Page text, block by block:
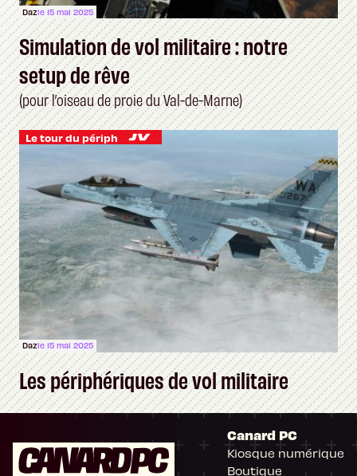
Dazle 15 mai 2025
Simulation de vol militaire : notre
setup de rêve
(pour l’oiseau de proie du Val-de-Marne)
Le tour du périph
Dazle 15 mai 2025
Les périphériques de vol militaire
Canard PC
Kiosque numérique
Boutique